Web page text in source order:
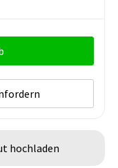
hochladen